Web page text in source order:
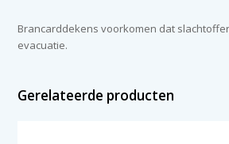
Brancarddekens voorkomen dat
evacuatie.
Gerelateerde producten